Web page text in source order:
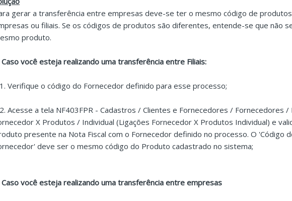
gerar a transferência entre empresas deve-se ter o mesmo código de
ou filiais. Se os códigos de produtos são diferentes, entende-se que não
produto.
Caso você esteja realizando uma transferência entre Filiais:
Verifique o código do Fornecedor definido para esse processo;
Acesse a tela NF403FPR - Cadastros / Clientes e Fornecedores / Fornecedores /
X Produtos / Individual (Ligações Fornecedor X Produtos Individual) e
presente na Nota Fiscal com o Fornecedor definido no processo. O 'Código
deve ser o mesmo código do Produto cadastrado no sistema;
Caso você esteja realizando uma transferência entre empresas